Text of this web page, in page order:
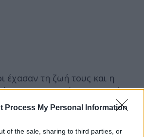
Process My Personal Information
of the sale, sharing to third parties, or
έχασαν τη ζωή τους και η
ολοσχερώς και ο Αιγύπτιος
Μο Σαλάχ προχώρησε